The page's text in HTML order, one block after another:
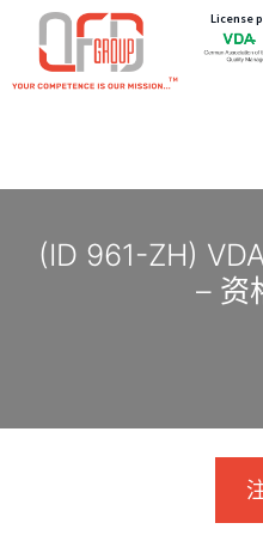
License
(ID 961-ZH)
– 资